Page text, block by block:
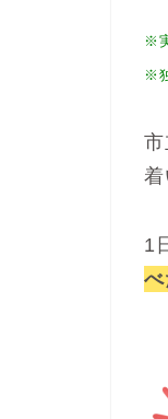
※
※
着
1
べ